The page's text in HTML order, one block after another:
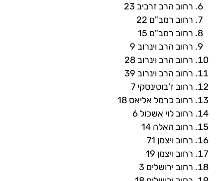
רחוב הרב זרביב 23
רחוב רמב"ם 22
רחוב רמב"ם 15
רחוב הרב וינרוב 9
רחוב הרב וינרוב 28
רחוב הרב וינרוב 39
רחוב ז'בוטינסקי 7
רחוב כרמל אליאס 18
רחוב לוי אשכול 6
רחוב האלה 14
רחוב ויצמן 71
רחוב ויצמן 19
רחוב ירושלים 3